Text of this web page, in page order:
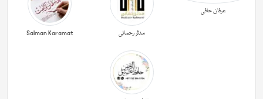
عرفان حافی
مدثر رحمانی Salman Karamat